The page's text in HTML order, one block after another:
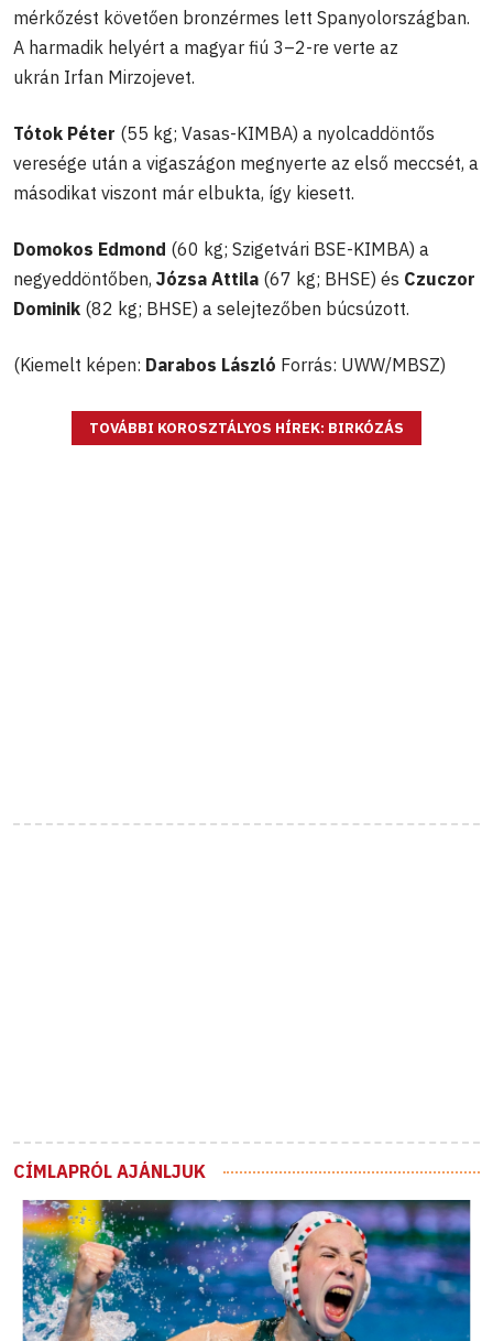
mérkőzést követően bronzérmes lett Spanyolországban.
A harmadik helyért a magyar fiú 3–2-re verte az
ukrán Irfan Mirzojevet.
Tótok Péter (55 kg; Vasas-KIMBA) a nyolcaddöntős
veresége után a vigaszágon megnyerte az első meccsét, a
másodikat viszont már elbukta, így kiesett.
Domokos Edmond (60 kg; Szigetvári BSE-KIMBA) a
negyeddöntőben, Józsa Attila (67 kg; BHSE) és Czuczor
Dominik (82 kg; BHSE) a selejtezőben búcsúzott.
(Kiemelt képen: Darabos László Forrás: UWW/MBSZ)
TOVÁBBI KOROSZTÁLYOS HÍREK: BIRKÓZÁS
CÍMLAPRÓL AJÁNLJUK